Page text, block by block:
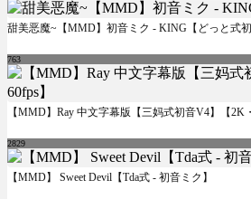
甜美恶魔~【MMD】初音ミク - KING【どっと式初
763
【MMD】Ray 中文字幕版【三妈式初音V4】【2K
2829
【MMD】 Sweet Devil【Tda式 - 初音ミク】